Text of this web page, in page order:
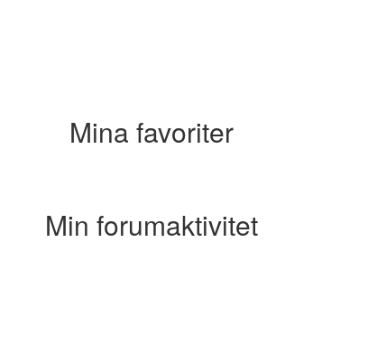
Mina favoriter
Min forumaktivitet